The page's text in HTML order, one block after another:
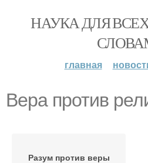
НАУКА ДЛЯ
главная
Вера против
Разум против веры